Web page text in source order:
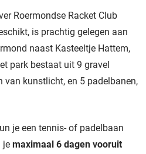
Roermondse Racket Club
is prachtig gelegen aan
naast Kasteeltje Hattem,
park bestaat uit 9 gravel
van kunstlicht, en 5 padelbanen,
je een tennis- of padelbaan
je maximaal 6 dagen vooruit